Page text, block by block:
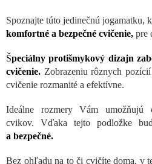
Spoznajte túto jedinečnú jogamatku,
komfortné a bezpečné cvičenie, pre
Špeciálny protišmykový dizajn
cvičenie. Zobrazeniu rôznych
cvičenie rozmanité a efektívne.
Ideálne rozmery Vám umožňujú
cvikov. Vďaka tejto podložke
a bezpečné.
Bez ohľadu na to či cvičíte doma, v